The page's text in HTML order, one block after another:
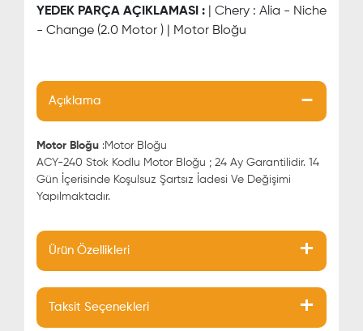
YEDEK PARÇA AÇIKLAMASI : | Chery : Alia - Niche
- Change (2.0 Motor ) | Motor Bloğu
Açıklama
Motor Bloğu :Motor Bloğu
ACY-240 Stok Kodlu Motor Bloğu ; 24 Ay Garantilidir. 14
Gün İçerisinde Koşulsuz Şartsız İadesi Ve Değişimi
Yapılmaktadır.
Ürün Özellikleri
Taksit Seçenekleri